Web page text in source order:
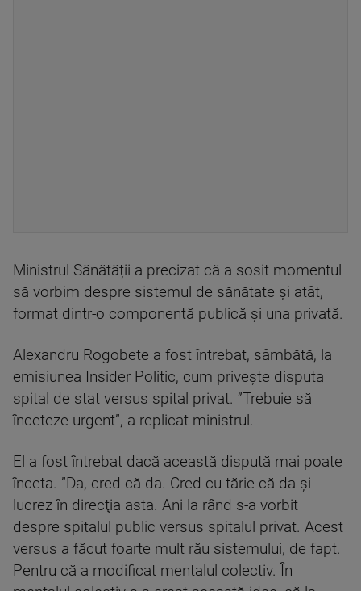
Ministrul Sănătății a precizat că a sosit momentul
să vorbim despre sistemul de sănătate şi atât,
format dintr-o componentă publică şi una privată.
Alexandru Rogobete a fost întrebat, sâmbătă, la
emisiunea Insider Politic, cum priveşte disputa
spital de stat versus spital privat. ”Trebuie să
înceteze urgent”, a replicat ministrul.
El a fost întrebat dacă această dispută mai poate
înceta. ”Da, cred că da. Cred cu tărie că da şi
lucrez în direcţia asta. Ani la rând s-a vorbit
despre spitalul public versus spitalul privat. Acest
versus a făcut foarte mult rău sistemului, de fapt.
Pentru că a modificat mentalul colectiv. În